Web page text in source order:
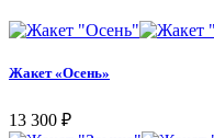
Жакет «Осень»
13 300 ₽